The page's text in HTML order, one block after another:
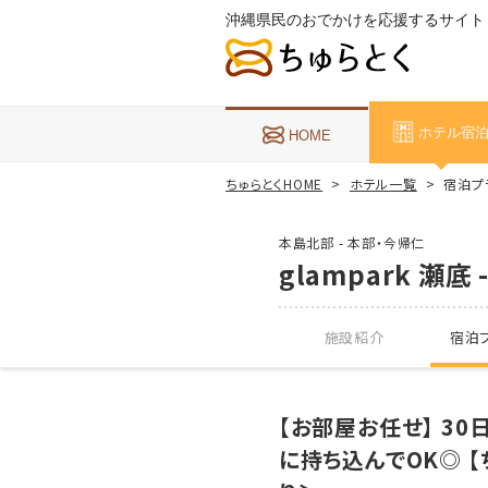
沖縄県民のおでかけを応援するサイト
HOME ホテル宿泊
ちゅらとくHOME ホテル一覧 宿泊
本島北部 - 本部・今帰仁
glampark 瀬底
施設紹介 宿泊
【お部屋お任せ】
に持ち込んでOK◎ 【